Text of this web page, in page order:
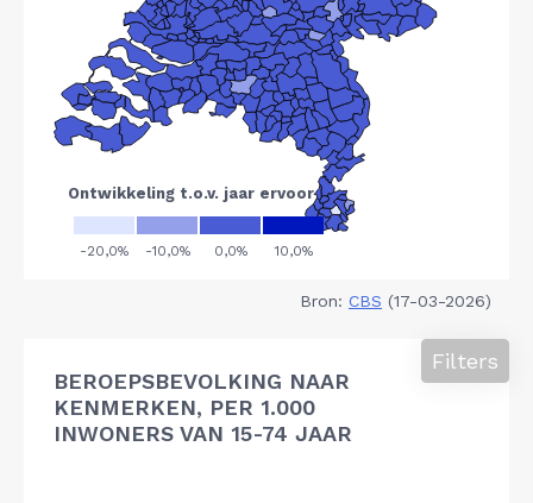
Bron: CBS (17-03-2026)
BEROEPSBEVOLKING NAAR
KENMERKEN, PER 1.000
INWONERS VAN 15-74 JAAR
Filters